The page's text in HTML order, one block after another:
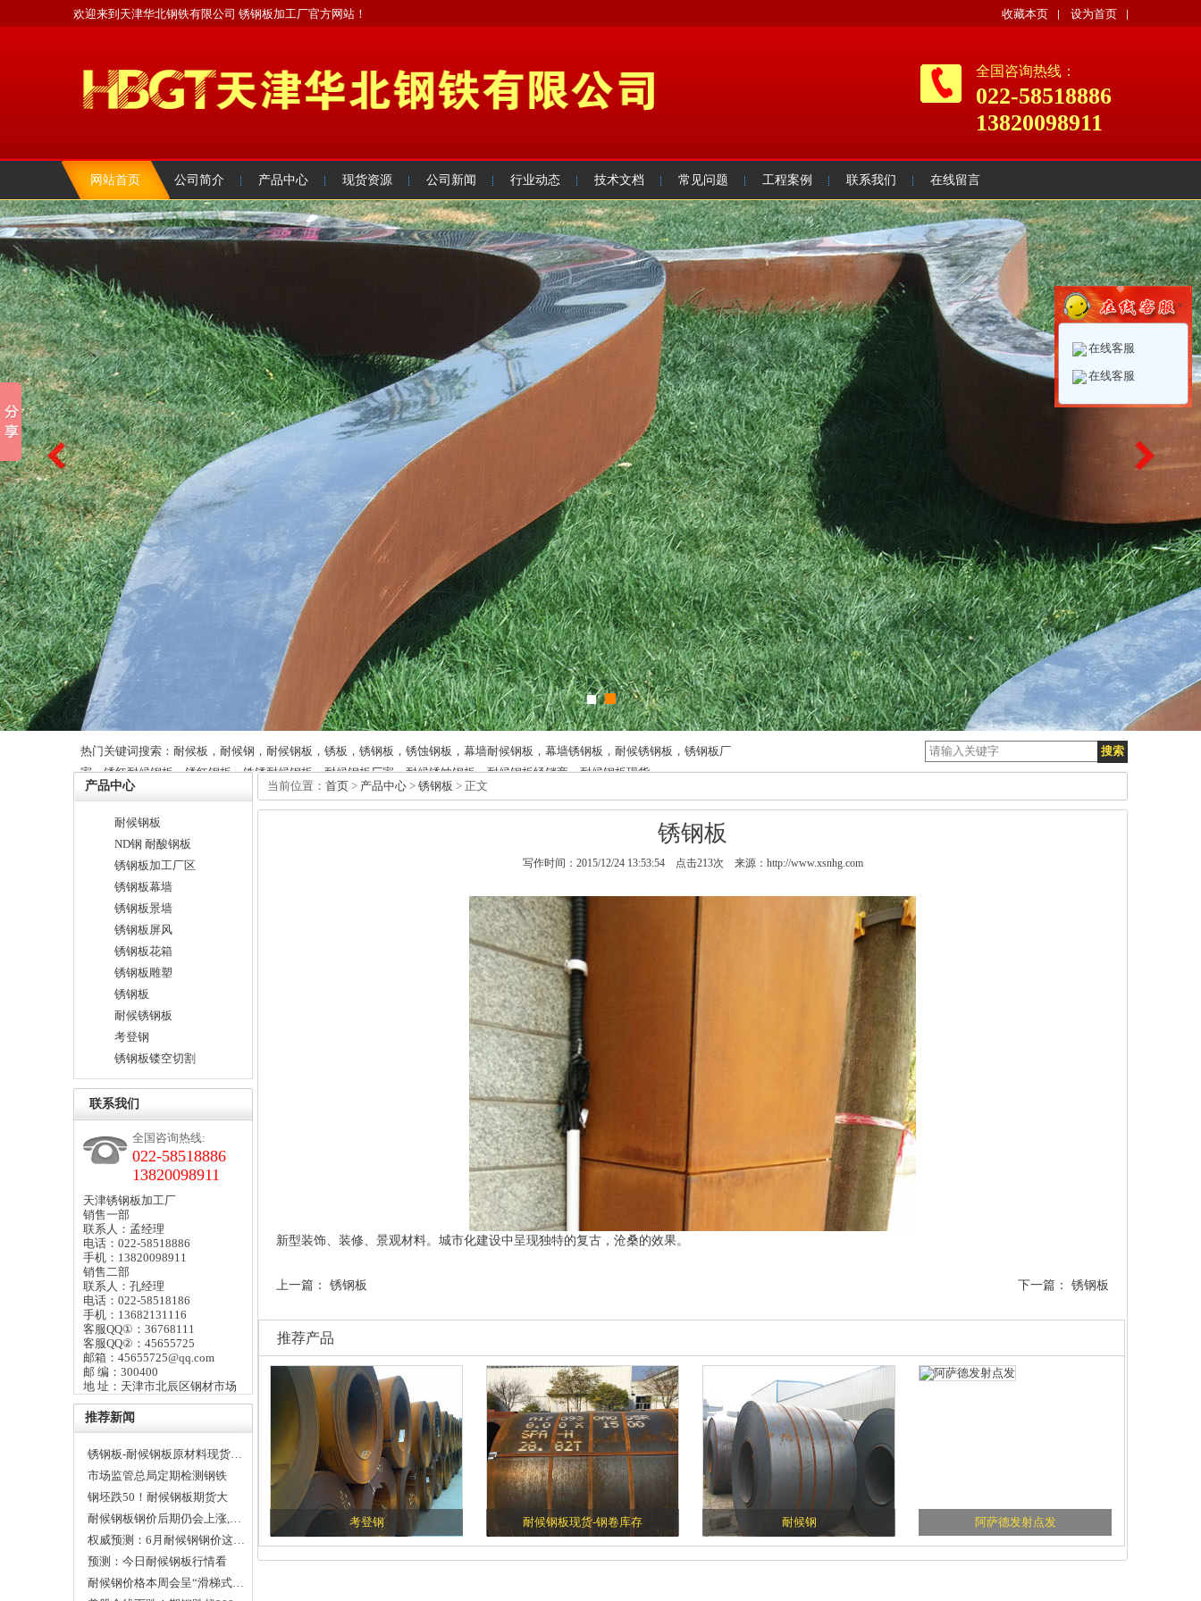
收藏本页 设为首页
欢迎来到天津华北钢铁有限公司 锈钢板加工厂官方网站！
全国咨询热线：
022-58518886
13820098911
网站首页 公司简介 产品中心 现货资源 公司新闻 行业动态 技术文档 常见问题 工程案例 联系我们 在线留言
热门关键词搜索：耐候板，耐候钢，耐候钢板，锈板，锈钢板，锈蚀钢板，幕墙耐候钢板，幕墙锈钢板，耐候锈钢板，锈钢板厂
家，锈红耐候钢板，锈红钢板，铁锈耐候钢板，耐候钢板厂家，耐候锈蚀钢板，耐候钢板经销商，耐候钢板现货
产品中心
耐候钢板
ND钢 耐酸钢板
锈钢板加工厂区
锈钢板幕墙
锈钢板景墙
锈钢板屏风
锈钢板花箱
锈钢板雕塑
锈钢板
耐候锈钢板
考登钢
锈钢板镂空切割
联系我们
全国咨询热线:
022-58518886
13820098911
天津锈钢板加工厂
销售一部
联系人：孟经理
电话：022-58518886
手机：13820098911
销售二部
联系人：孔经理
电话：022-58518186
手机：13682131116
客服QQ①：36768111
客服QQ②：45655725
邮箱：45655725@qq.com
邮 编：300400
地 址：天津市北辰区钢材市场
推荐新闻
锈钢板-耐候钢板原材料现货…
市场监管总局定期检测钢铁
等…
钢坯跌50！耐候钢板期货大
跌…
耐候钢板钢价后期仍会上涨,…
权威预测：6月耐候钢钢价这…
预测：今日耐候钢板行情看
走…
耐候钢价格本周会呈“滑梯式…
当前位置： 首页 > 产品中心 > 锈钢板 > 正文
锈钢板
写作时间：2015/12/24 13:53:54 点击213次 来源：http://www.xsnhg.com
新型装饰、装修、景观材料。城市化建设中呈现独特的复古，沧桑的效果。
上一篇： 锈钢板 下一篇： 锈钢板
推荐产品
考登钢 耐候钢板现货-钢卷库存 耐候钢 阿萨德发射点发
×
在线客服
在线客服